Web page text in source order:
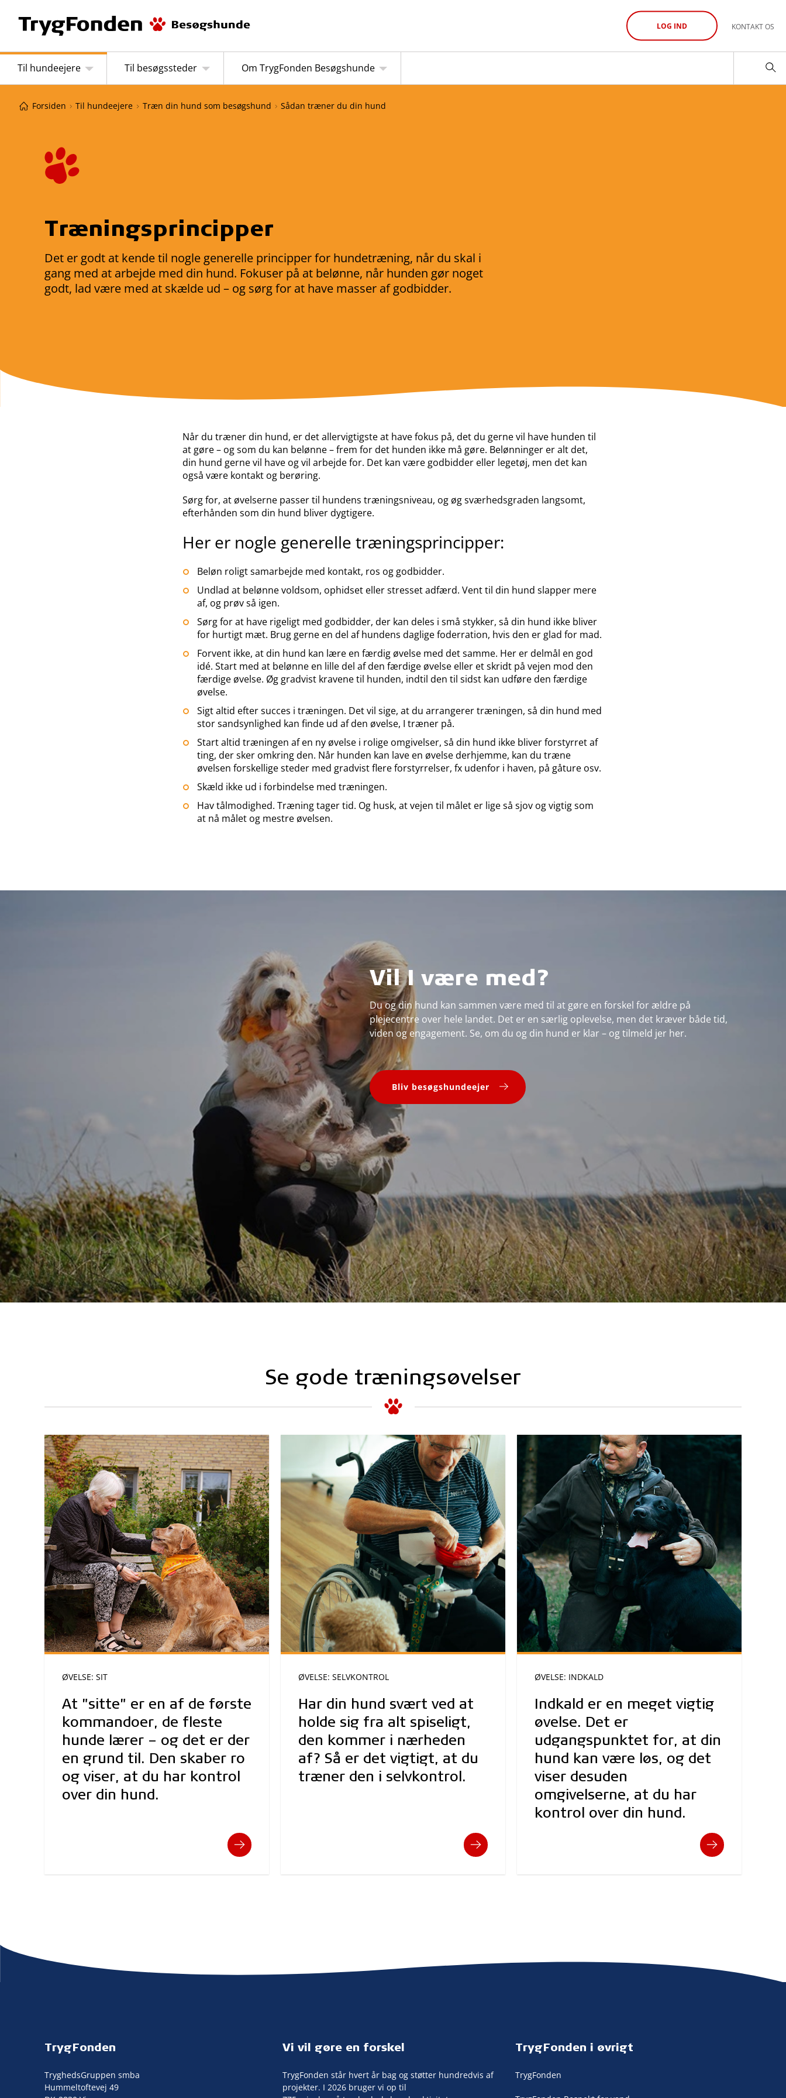
LOG IND KONTAKT OS
Til hundeejere Til besøgssteder Om TrygFonden Besøgshunde
Forsiden Til hundeejere Træn din hund som besøgshund Sådan træner du din hund
Træningsprincipper
Det er godt at kende til nogle generelle principper for hundetræning, når du skal i
gang med at arbejde med din hund. Fokuser på at belønne, når hunden gør noget
godt, lad være med at skælde ud – og sørg for at have masser af godbidder.
Når du træner din hund, er det allervigtigste at have fokus på, det du gerne vil have hunden til
at gøre– og som du kan belønne–frem for det hunden ikke må gøre. Belønninger er alt det,
din hund gerne vil have og vil arbejde for. Det kan være godbidder eller legetøj, men det kan
også være kontakt og berøring.
Sørg for, at øvelserne passer til hundens træningsniveau, og øg sværhedsgraden langsomt,
efterhånden som din hund bliver dygtigere.
Her er nogle generelle træningsprincipper:
Beløn roligt samarbejde med kontakt, ros og godbidder.
Undlad at belønne voldsom, ophidset eller stresset adfærd. Vent til din hund slapper mere
af, og prøv så igen.
Sørg for at have rigeligt med godbidder, der kan deles i små stykker, så din hund ikke bliver
for hurtigt mæt. Brug gerne en del af hundens daglige foderration, hvis den er glad for mad.
Forvent ikke, at din hund kan lære en færdig øvelse med det samme. Her er delmål en god
idé. Start med at belønne en lille del af den færdige øvelse eller et skridt på vejen mod den
færdige øvelse. Øg gradvist kravene til hunden, indtil den til sidst kan udføre den færdige
øvelse.
Sigt altid efter succes i træningen. Det vil sige, at du arrangerer træningen, så din hund med
stor sandsynlighed kan finde ud af den øvelse, I træner på.
Start altid træningen af en ny øvelse i rolige omgivelser, så din hund ikke bliver forstyrret af
ting, der sker omkring den. Når hunden kan lave en øvelse derhjemme, kan du træne
øvelsen forskellige steder med gradvist flere forstyrrelser, fx udenfor i haven, på gåture osv.
Skæld ikke ud i forbindelse med træningen.
Hav tålmodighed. Træning tager tid. Og husk, at vejen til målet er lige så sjov og vigtig som
at nå målet og mestre øvelsen.
Vil I være med?
Du og din hund kan sammen være med til at gøre en forskel for ældre på
plejecentre over hele landet. Det er en særlig oplevelse, men det kræver både tid,
viden og engagement. Se, om du og din hund er klar – og tilmeld jer her.
Bliv besøgshundeejer
Se gode træningsøvelser
ØVELSE: SIT
At "sitte" er en af de første
kommandoer, de fleste
hunde lærer – og det er der
en grund til. Den skaber ro
og viser, at du har kontrol
over din hund.
ØVELSE: SELVKONTROL
Har din hund svært ved at
holde sig fra alt spiseligt,
den kommer i nærheden
af? Så er det vigtigt, at du
træner den i selvkontrol.
ØVELSE: INDKALD
Indkald er en meget vigtig
øvelse. Det er
udgangspunktet for, at din
hund kan være løs, og det
viser desuden
omgivelserne, at du har
kontrol over din hund.
TrygFonden
TryghedsGruppen smba
Hummeltoftevej 49
Vi vil gøre en forskel
TrygFonden står hvert år bag og støtter hundredvis af
projekter. I 2026 bruger vi op til
TrygFonden i øvrigt
TrygFonden